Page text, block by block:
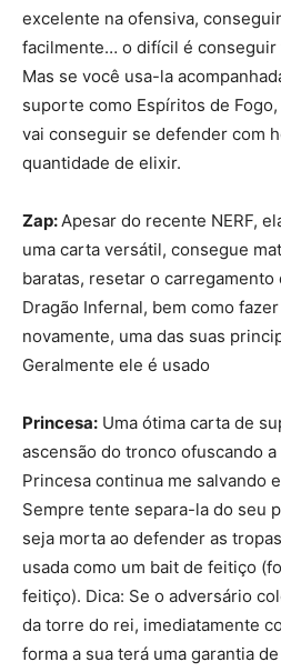
excelente na ofensiva,
facilmente… o difícil é conseguir
Mas se você usa-la
suporte como Espíritos de
vai conseguir se defender com
quantidade de elixir.
Zap:Apesar do recente NERF,
uma carta versátil, consegue
baratas, resetar o
Dragão Infernal, bem como
novamente, uma das suas
Geralmente ele é usado
Princesa: Uma ótima carta de
ascensão do tronco ofuscando
Princesa continua me salvando
Sempre tente separa-la do seu
seja morta ao defender as
usada como um bait de feitiço
feitiço). Dica: Se o adversário
da torre do rei, imediatamente
forma a sua terá uma garantia